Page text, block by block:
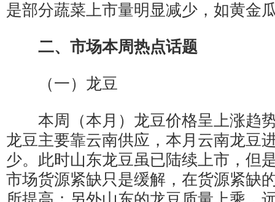
是部分蔬菜上市量明显减少，如黄金
二、市场本周热点话题
（一）龙豆
本周（本月）龙豆价格呈上涨趋
龙豆主要靠云南供应，本月云南龙豆
少。此时山东龙豆虽已陆续上市，但
市场货源紧缺只是缓解，在货源紧缺